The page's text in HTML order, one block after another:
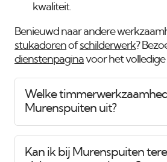
kwaliteit.
Benieuwd naar andere
stukadorenofschilderwerk?
dienstenpaginavoor het volledige
Welke
Murenspuiten uit?
Kan ik bij Murenspuiten